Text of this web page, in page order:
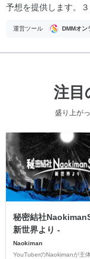
予想を提供します。
運営ツール DMMオン
注目
盛り上が
秘密結社
新世界より -
Naokiman
YouTuberのNaokimanが主